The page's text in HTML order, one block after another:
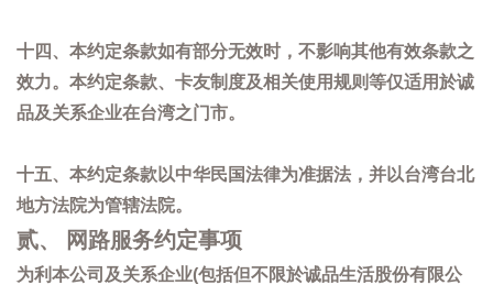
十四、本约定条款如有部分无效时，不影响其他有效条款之
效力。本约定条款、卡友制度及相关使用规则等仅适用於诚
品及关系企业在台湾之门市。
十五、本约定条款以中华民国法律为准据法，并以台湾台北
地方法院为管辖法院。
贰、 网路服务约定事项
为利本公司及关系企业(包括但不限於诚品生活股份有限公